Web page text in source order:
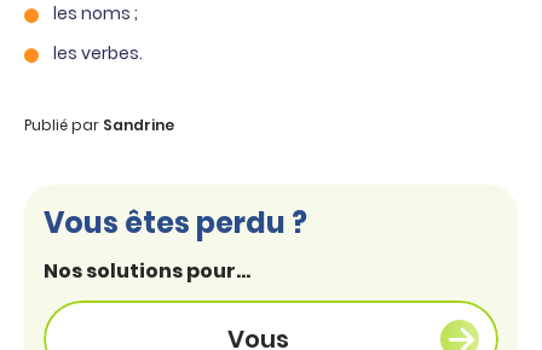
les noms ;
les verbes.
Publié par Sandrine
Vous êtes perdu ?
Nos solutions pour...
Vous